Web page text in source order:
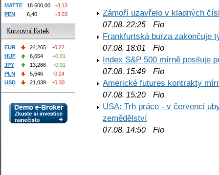
Zámoří uzavřelo v kladných
07.08. 22:25 Fio
Frankfurtská burza zakončuje
07.08. 18:01
Fio
Index S&P 500 mírně posiluje
07.08. 15:49 Fio
Americké futures kontrakty
07.08. 15:20 Fio
USA: Trh práce - v červenci
zemědělství
07.08. 14:50 Fio
MATTE
18 600,00
-3,13
PEN
6,40 -3,03
Kurzovní lístek
EUR 24,265
-0,22
HUF
6,654
+0,01
JPY
13,286
+0,01
PLN
5,646
-0,24
USD
21,039 -0,30